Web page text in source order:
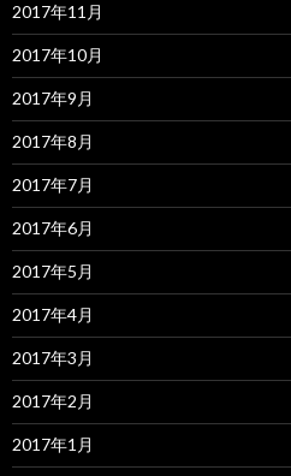
2017年11月
2017年10月
2017年9月
2017年8月
2017年7月
2017年6月
2017年5月
2017年4月
2017年3月
2017年2月
2017年1月